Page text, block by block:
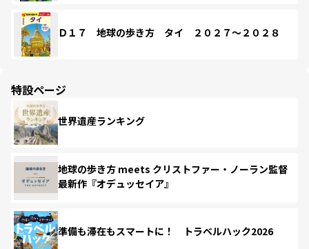
Ｄ１７ 地球の歩き方 タイ ２０２７～２０２８
特設ページ
世界遺産ランキング
地球の歩き方 meets クリストファー・ノーラン監督
最新作『オデュッセイア』
準備も滞在もスマートに！ トラベルハック2026